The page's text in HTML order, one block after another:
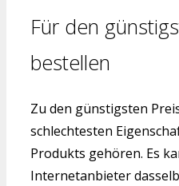
Für den
bestellen
Zu den günstigsten
schlechtesten
Produkts gehören. Es
Internetanbieter